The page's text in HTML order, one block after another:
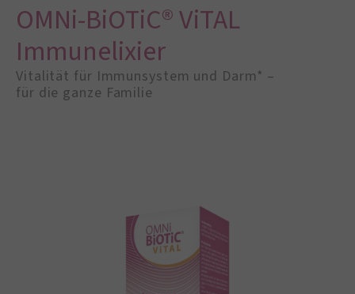
OMNi-BiOTiC® ViTAL
Immunelixier
Vitalität für Immunsystem und Darm* –
für die ganze Familie